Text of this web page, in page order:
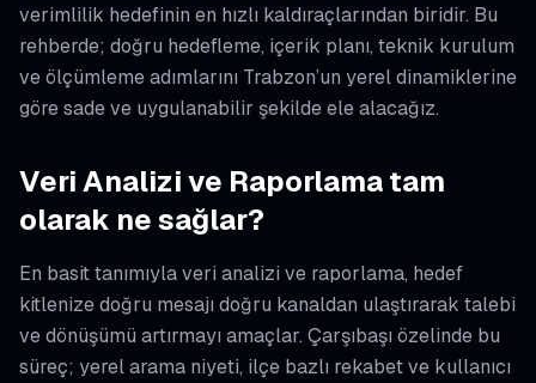
verimlilik hedefinin en hızlı kaldıraçlarından biridir. Bu
rehberde; doğru hedefleme, içerik planı, teknik kurulum
ve ölçümleme adımlarını Trabzon’un yerel dinamiklerine
göre sade ve uygulanabilir şekilde ele alacağız.
Veri Analizi ve Raporlama tam
olarak ne sağlar?
En basit tanımıyla veri analizi ve raporlama, hedef
kitlenize doğru mesajı doğru kanaldan ulaştırarak talebi
ve dönüşümü artırmayı amaçlar. Çarşıbaşı özelinde bu
süreç; yerel arama niyeti, ilçe bazlı rekabet ve kullanıcı